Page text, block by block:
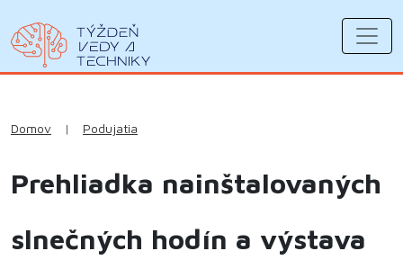
Domov | Podujatia
Prehliadka nainštalovaných
slnečných hodín a výstava